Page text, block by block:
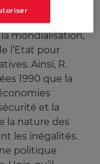
décennie pour
mondialisation,
l’Etat pour
Ainsi, R.
1990 que la
et la
la nature des
les inégalités.
politique